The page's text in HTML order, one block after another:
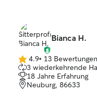
Bianca H.
4.9
von
5
Sternen
4.9• 13 Bewertungen
3 wiederkehrende
18 Jahre Erfahrung
Neuburg, 86633